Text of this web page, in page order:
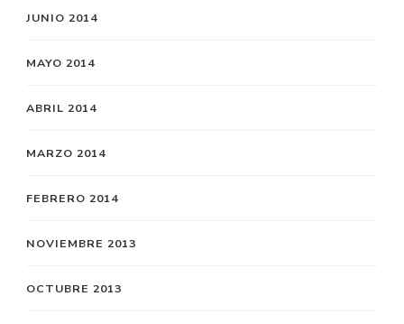
JUNIO 2014
MAYO 2014
ABRIL 2014
MARZO 2014
FEBRERO 2014
NOVIEMBRE 2013
OCTUBRE 2013